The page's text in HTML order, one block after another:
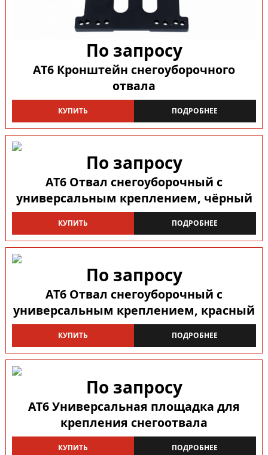
По запросу
AT6 Кронштейн снегоуборочного
отвала
КУПИТЬ ПОДРОБНЕЕ
По запросу
AT6 Отвал снегоуборочный с
универсальным креплением, чёрный
КУПИТЬ ПОДРОБНЕЕ
По запросу
AT6 Отвал снегоуборочный с
универсальным креплением, красный
КУПИТЬ ПОДРОБНЕЕ
По запросу
AT6 Универсальная площадка для
крепления снегоотвала
КУПИТЬ ПОДРОБНЕЕ